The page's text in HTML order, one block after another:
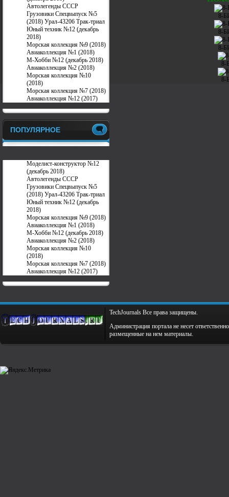
8-
8-
8-
8-
8-
Автолегенды СССР
Грузовики Спецвыпуск №5
(2018) Урал-43206 Трак-триал
Юный техник №12 (декабрь
2018)
Морская коллекция №9 (2018)
Авиаколлекция №1 (2018)
М-Хобби №12 (декабрь 2018)
Авиаколлекция №2 (2018)
Морская коллекция №10
(2018)
Морская коллекция №7 (2018)
Авиаколлекция №12 (2017)
ПОПУЛЯРНОЕ
Моделист-конструктор №12
(декабрь 2018)
Автолегенды СССР
Грузовики Спецвыпуск №5
(2018) Урал-43206 Трак-триал
Юный техник №12 (декабрь
2018)
Морская коллекция №9 (2018)
Авиаколлекция №1 (2018)
М-Хобби №12 (декабрь 2018)
Авиаколлекция №2 (2018)
Морская коллекция №10
(2018)
Морская коллекция №7 (2018)
Авиаколлекция №12 (2017)
TechJournals Все права защищены.
Администрация портала не несет
размещенные на нем материалы.